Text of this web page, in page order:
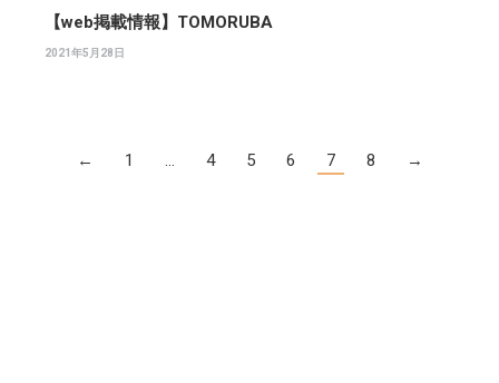
【web掲載情報】TOMORUBA
2021年5月28日
← 1 … 4 5 6 7 8 →